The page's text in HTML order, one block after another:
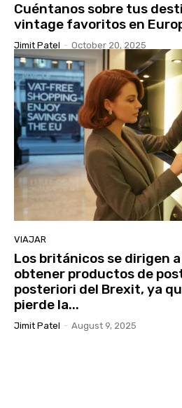
Cuéntanos sobre tus
vintage favoritos en
Jimit Patel - October 20, 2025
VIAJAR
Los británicos se dirigen
obtener productos de
posteriori del Brexit, ya
pierde la...
Jimit Patel - August 9, 2025